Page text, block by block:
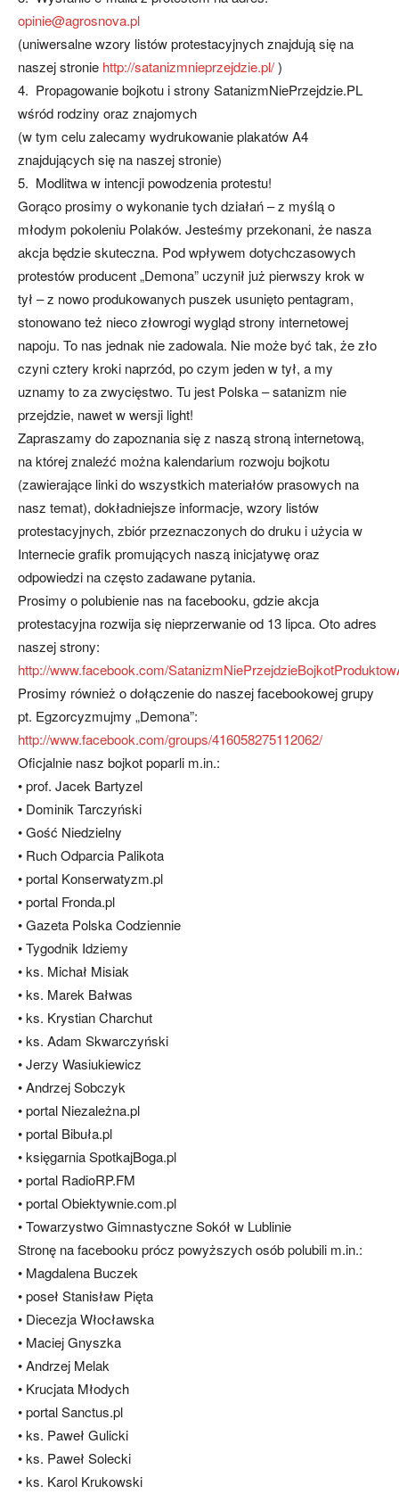
opinie@agrosnova.pl
(uniwersalne wzory listów protestacyjnych znajdują się na
naszej stronie http://satanizmnieprzejdzie.pl/)
4. Propagowanie bojkotu i strony SatanizmNiePrzejdzie.PL
wśród rodziny oraz znajomych
(w tym celu zalecamy wydrukowanie plakatów A4
znajdujących się na naszej stronie)
5. Modlitwa w intencji powodzenia protestu!
Gorąco prosimy o wykonanie tych działań – z myślą o
młodym pokoleniu Polaków. Jesteśmy przekonani, że nasza
akcja będzie skuteczna. Pod wpływem dotychczasowych
protestów producent „Demona” uczynił już pierwszy krok w
tył – z nowo produkowanych puszek usunięto pentagram,
stonowano też nieco złowrogi wygląd strony internetowej
napoju. To nas jednak nie zadowala. Nie może być tak, że zło
czyni cztery kroki naprzód, po czym jeden w tył, a my
uznamy to za zwycięstwo. Tu jest Polska – satanizm nie
przejdzie, nawet w wersji light!
Zapraszamy do zapoznania się z naszą stroną internetową,
na której znaleźć można kalendarium rozwoju bojkotu
(zawierające linki do wszystkich materiałów prasowych na
nasz temat), dokładniejsze informacje, wzory listów
protestacyjnych, zbiór przeznaczonych do druku i użycia w
Internecie grafik promujących naszą inicjatywę oraz
odpowiedzi na często zadawane pytania.
Prosimy o polubienie nas na facebooku, gdzie akcja
protestacyjna rozwija się nieprzerwanie od 13 lipca. Oto adres
naszej strony:
http://www.facebook.com/
Prosimy również o dołączenie do naszej facebookowej grupy
pt. Egzorcyzmujmy „Demona”:
http://www.facebook.com/groups/416058275112062/
Oficjalnie nasz bojkot poparli m.in.:
• prof. Jacek Bartyzel
• Dominik Tarczyński
• Gość Niedzielny
• Ruch Odparcia Palikota
• portal Konserwatyzm.pl
• portal Fronda.pl
• Gazeta Polska Codziennie
• Tygodnik Idziemy
• ks. Michał Misiak
• ks. Marek Bałwas
• ks. Krystian Charchut
• ks. Adam Skwarczyński
• Jerzy Wasiukiewicz
• Andrzej Sobczyk
• portal Niezależna.pl
• portal Bibuła.pl
• księgarnia SpotkajBoga.pl
• portal RadioRP.FM
• portal Obiektywnie.com.pl
• Towarzystwo Gimnastyczne Sokół w Lublinie
Stronę na facebooku prócz powyższych osób polubili m.in.:
• Magdalena Buczek
• poseł Stanisław Pięta
• Diecezja Włocławska
• Maciej Gnyszka
• Andrzej Melak
• Krucjata Młodych
• portal Sanctus.pl
• ks. Paweł Gulicki
• ks. Paweł Solecki
• ks. Karol Krukowski